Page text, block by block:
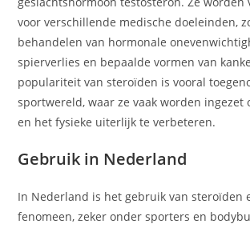
voor verschillende medische doeleinden,
behandelen van hormonale
spierverlies en bepaalde vormen van
populariteit van steroïden is vooral
sportwereld, waar ze vaak worden ingezet
en het fysieke uiterlijk te verbeteren.
Gebruik in Nederland
In Nederland is het gebruik van steroïden
fenomeen, zeker onder sporters en